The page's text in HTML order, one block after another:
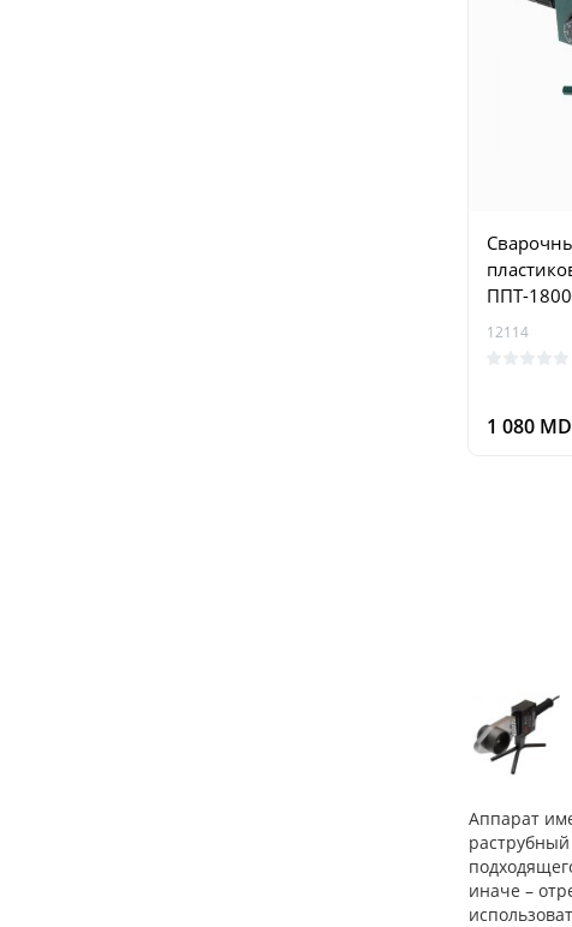
ППТ-1800
12114
1 080
Аппарат
иначе –